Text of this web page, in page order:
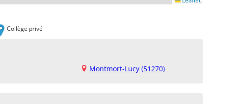
Collège privé
Montmort-Lucy (51270)